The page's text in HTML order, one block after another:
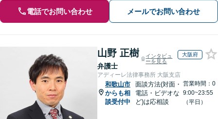
電話でお問い合わせ メールでお問い合わせ
山野 正樹
弁護士
インタビュ
ーを見る
大阪府
アディーレ法律事務所 大阪支店
和歌山市
からも相
談受付中
面談方法(対面・
電話・ビデオな
ど)は応相談
営業時間：0
9:00~23:55
（平日）